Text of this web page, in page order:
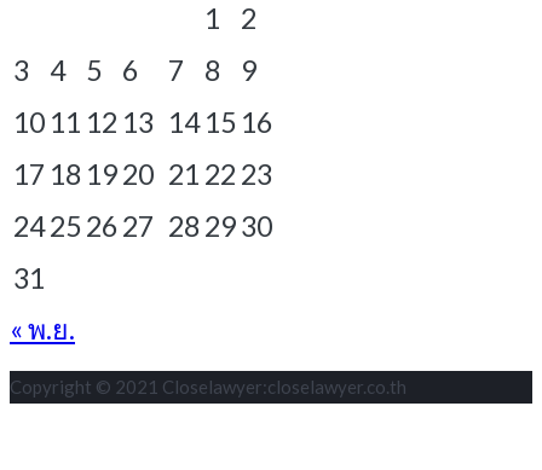
1
2
3
4 5 6 7 8
9
10 11 12 13 14 15 16
17 18 1920 21 22 23
2425 26 27 28 2930
31
« พ.ย.
Copyright © 2021 Closelawyer:closelawyer.co.th